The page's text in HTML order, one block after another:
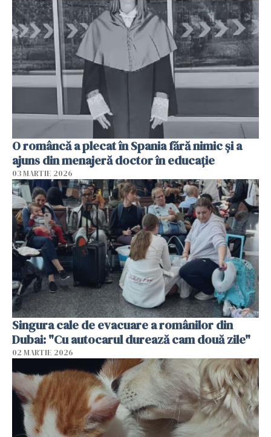
O româncă a plecat în Spania fără nimic și a
ajuns din menajeră doctor în educație
03 MARTIE 2026
Singura cale de evacuare a românilor din
Dubai: "Cu autocarul durează cam două zile"
02 MARTIE 2026